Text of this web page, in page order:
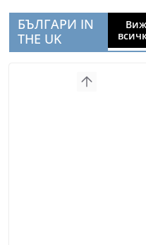
БЪЛГАРИ IN
THE UK
Виж